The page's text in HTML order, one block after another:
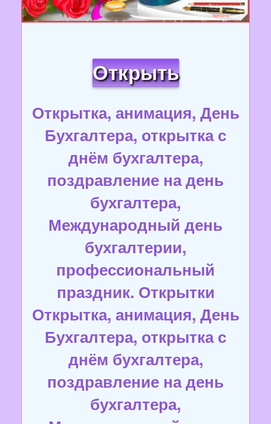
Открыть
Открытка, анимация, День
Бухгалтера, открытка с
днём бухгалтера,
поздравление на день
бухгалтера,
Международный день
бухгалтерии,
профессиональный
праздник. Открытки
Открытка, анимация, День
Бухгалтера, открытка с
днём бухгалтера,
поздравление на день
бухгалтера,